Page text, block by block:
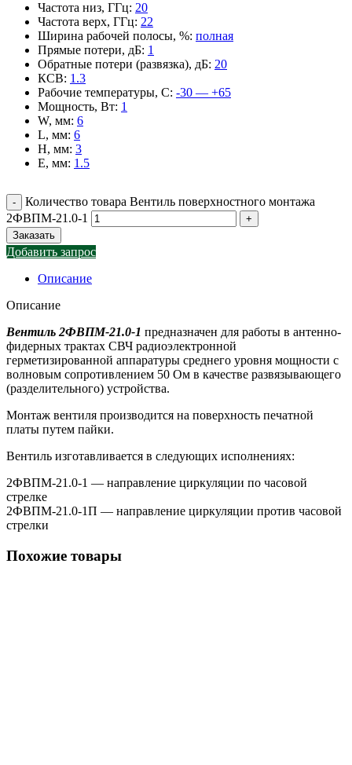
Частота низ, ГГц: 20
Частота верх, ГГц: 22
Ширина рабочей полосы, %: полная
Прямые потери, дБ: 1
Обратные потери (развязка), дБ: 20
КСВ: 1.3
Рабочие температуры, С: -30 — +65
Мощность, Вт: 1
W, мм: 6
L, мм: 6
H, мм: 3
E, мм: 1.5
Количество товара Вентиль поверхностного монтажа
2ФВПМ-21.0-1
Заказать
Добавить запрос
Описание
Описание
Вентиль 2ФВПМ-21.0-1 предназначен для работы в антенно-
фидерных трактах СВЧ радиоэлектронной
герметизированной аппаратуры среднего уровня мощности с
волновым сопротивлением 50 Ом в качестве развязывающего
(разделительного) устройства.
Монтаж вентиля производится на поверхность печатной
платы путем пайки.
Вентиль изготавливается в следующих исполнениях:
2ФВПМ-21.0-1 — направление циркуляции по часовой
стрелке
2ФВПМ-21.0-1П — направление циркуляции против часовой
стрелки
Похожие товары